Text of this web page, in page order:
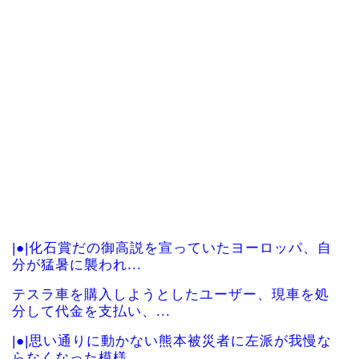
|●|化石賞だの御高説を宣っていたヨーロッパ、自
分が猛暑に襲われ...
テスラ車を購入しようとしたユーザー、現車を処
分して代金を支払い、...
|●|思い通りに動かない熊本被災者に左派が我慢な